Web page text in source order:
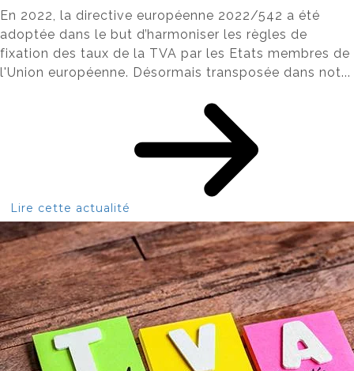
En 2022, la directive européenne 2022/542 a été
adoptée dans le but d’harmoniser les règles de
fixation des taux de la TVA par les Etats membres de
l'Union européenne. Désormais transposée dans not...
Lire cette actualité